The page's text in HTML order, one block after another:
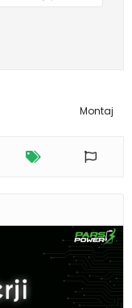
Montaj